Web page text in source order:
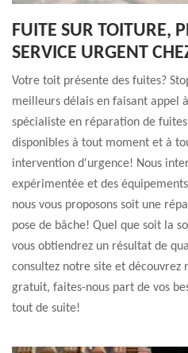
FUITE SUR TOITURE,
SERVICE URGENT
Votre toit présente des fuites?
meilleurs délais en faisant appel
spécialiste en réparation de
disponibles à tout moment et à
intervention d'urgence! Nous
expérimentée et des
nous vous proposons soit une
pose de bâche! Quel que soit la
vous obtiendrez un résultat de
consultez notre site et découvrez
gratuit, faites-nous part de vos
tout de suite!